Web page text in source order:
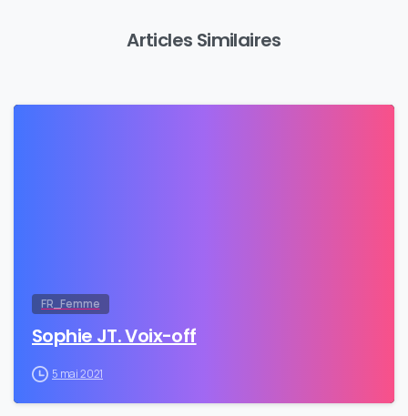
Articles Similaires
FR_Femme
Sophie JT. Voix-off
5 mai 2021